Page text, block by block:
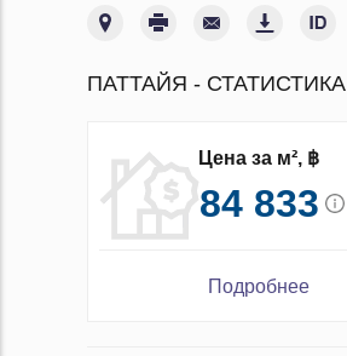
ПАТТАЙЯ - СТАТИСТИКА
Цена за м², ฿
84 833
Подробнее